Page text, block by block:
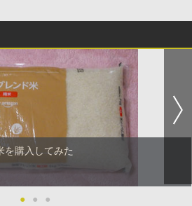
を購入してみた
● ● ●